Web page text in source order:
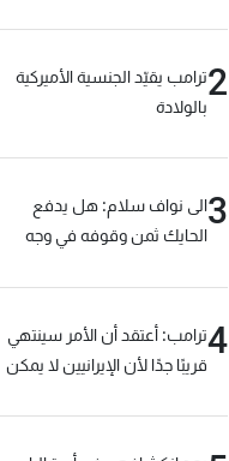
2ترامب يقيّد الجنسية الأميركية
بالولادة
3الى نواف سلام: هل يدفع
الحايك ثمن وقوفه في وجه
4ترامب: أعتقد أن الأمر سينتهي
قريبًا جدًا لأن الإيرانيين لا يمكن